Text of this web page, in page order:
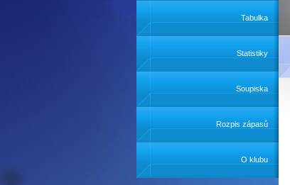
Tabulka
Statistiky
Soupiska
Rozpis zápasů
O klubu